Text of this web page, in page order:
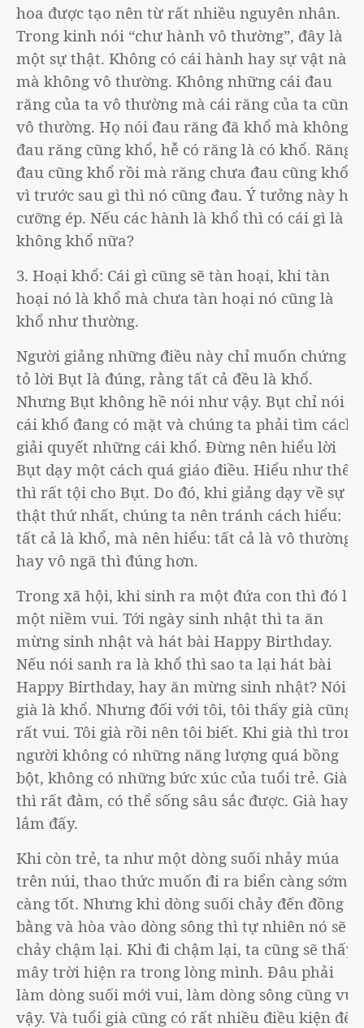
hoa được tạo nên từ rất nhiều nguyên nhân.
Trong kinh nói “chư hành vô thường”, đây là
một sự thật. Không có cái hành hay sự vật nào
mà không vô thường. Không những cái đau
răng của ta vô thường mà cái răng của ta cũng
vô thường. Họ nói đau răng đã khổ mà không
đau răng cũng khổ, hễ có răng là có khổ. Răng
đau cũng khổ rồi mà răng chưa đau cũng khổ
vì trước sau gì thì nó cũng đau. Ý tưởng này hơi
cưỡng ép. Nếu các hành là khổ thì có cái gì là
không khổ nữa?
3. Hoại khổ: Cái gì cũng sẽ tàn hoại, khi tàn
hoại nó là khổ mà chưa tàn hoại nó cũng là
khổ như thường.
Người giảng những điều này chỉ muốn chứng
tỏ lời Bụt là đúng, rằng tất cả đều là khổ.
Nhưng Bụt không hề nói như vậy. Bụt chỉ nói là
cái khổ đang có mặt và chúng ta phải tìm cách
giải quyết những cái khổ. Đừng nên hiểu lời
Bụt dạy một cách quá giáo điều. Hiểu như thế
thì rất tội cho Bụt. Do đó, khi giảng dạy về sự
thật thứ nhất, chúng ta nên tránh cách hiểu:
tất cả là khổ, mà nên hiểu: tất cả là vô thường
hay vô ngã thì đúng hơn.
Trong xã hội, khi sinh ra một đứa con thì đó là
một niềm vui. Tới ngày sinh nhật thì ta ăn
mừng sinh nhật và hát bài Happy Birthday.
Nếu nói sanh ra là khổ thì sao ta lại hát bài
Happy Birthday, hay ăn mừng sinh nhật? Nói
già là khổ. Nhưng đối với tôi, tôi thấy già cũng
rất vui. Tôi già rồi nên tôi biết. Khi già thì trong
người không có những năng lượng quá bồng
bột, không có những bức xúc của tuổi trẻ. Già
thì rất đằm, có thể sống sâu sắc được. Già hay
lắm đấy.
Khi còn trẻ, ta như một dòng suối nhảy múa
trên núi, thao thức muốn đi ra biển càng sớm
càng tốt. Nhưng khi dòng suối chảy đến đồng
bằng và hòa vào dòng sông thì tự nhiên nó sẽ
chảy chậm lại. Khi đi chậm lại, ta cũng sẽ thấy
mây trời hiện ra trong lòng mình. Đâu phải
làm dòng suối mới vui, làm dòng sông cũng vui
vậy. Và tuổi già cũng có rất nhiều điều kiện để